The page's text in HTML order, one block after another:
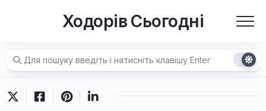
Ходорів Сьогодні